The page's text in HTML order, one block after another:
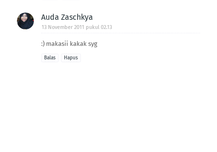
Auda Zaschkya
13 November 2011 pukul 02.13
:) makasii kakak syg
Balas Hapus